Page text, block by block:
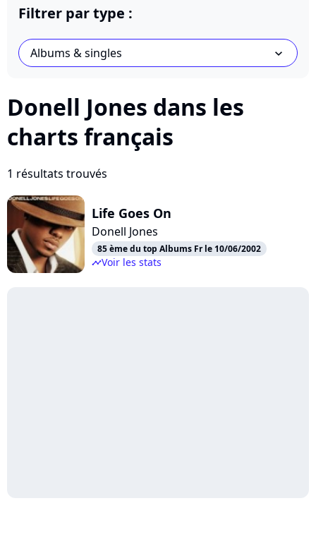
Filtrer par type :
Albums & singles chevron_bot
Donell Jones dans les
charts français
1 résultats trouvés
Life Goes On
Donell Jones
85 ème du top Albums Fr le 10/06/2002
timelineVoir les stats